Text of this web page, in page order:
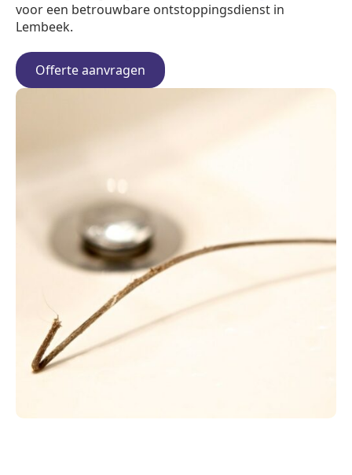
voor een betrouwbare ontstoppingsdienst in
Lembeek.
Offerte aanvragen